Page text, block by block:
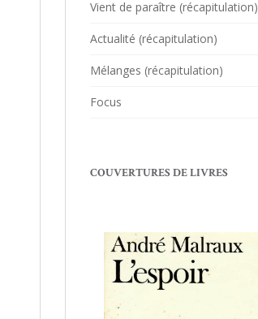
Vient de paraître (récapitulation)
Actualité (récapitulation)
Mélanges (récapitulation)
Focus
COUVERTURES DE LIVRES